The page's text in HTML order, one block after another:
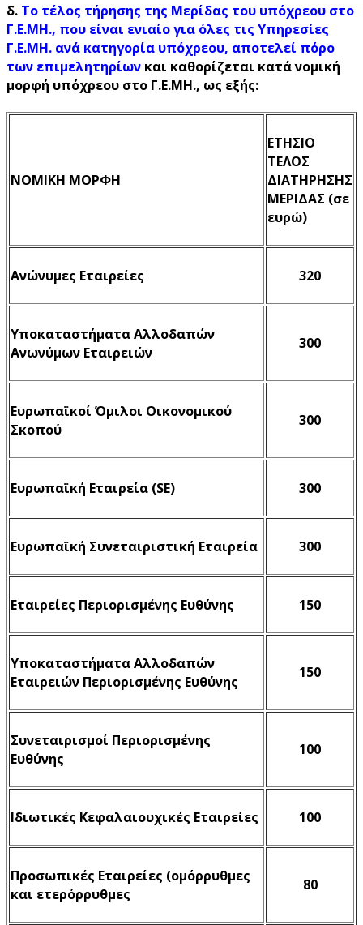
δ. Το τέλος τήρησης της Μερίδας του υπόχρεου στο
Γ.Ε.ΜΗ., που είναι ενιαίο για όλες τις Υπηρεσίες
Γ.Ε.ΜΗ. ανά κατηγορία υπόχρεου, αποτελεί πόρο
των επιμελητηρίων και καθορίζεται κατά νομική
μορφή υπόχρεου στο Γ.Ε.ΜΗ., ως εξής:
ΝΟΜΙΚΗ ΜΟΡΦΗ
ΕΤΗΣΙΟ
ΤΕΛΟΣ
ΔΙΑΤΗΡΗΣΗΣ
ΜΕΡΙΔΑΣ (σε
ευρώ)
Ανώνυμες Εταιρείες 320
Υποκαταστήματα Αλλοδαπών
Ανωνύμων Εταιρειών
300
Ευρωπαϊκοί Όμιλοι Οικονομικού
Σκοπού
300
Ευρωπαϊκή Εταιρεία (SE) 300
Ευρωπαϊκή Συνεταιριστική Εταιρεία 300
Εταιρείες Περιορισμένης Ευθύνης 150
Υποκαταστήματα Αλλοδαπών
Εταιρειών Περιορισμένης Ευθύνης
150
Συνεταιρισμοί Περιορισμένης
Ευθύνης
100
Ιδιωτικές Κεφαλαιουχικές Εταιρείες 100
Προσωπικές Εταιρείες (ομόρρυθμες
και ετερόρρυθμες
80